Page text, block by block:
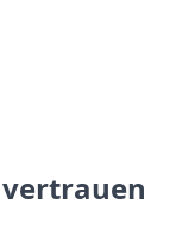
vertrauen